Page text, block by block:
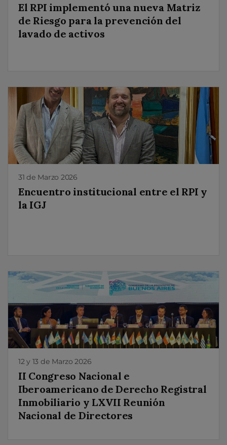
El RPI implementó una nueva Matriz
de Riesgo para la prevención del
lavado de activos
31 de Marzo 2026
Encuentro institucional entre el RPI y
la IGJ
12 y 13 de Marzo 2026
II Congreso Nacional e
Iberoamericano de Derecho Registral
Inmobiliario y LXVII Reunión
Nacional de Directores